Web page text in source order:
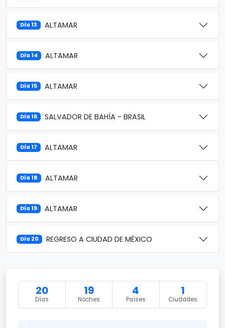
Día 13 ALTAMAR
Día 14 ALTAMAR
Día 15 ALTAMAR
Día 16 SALVADOR DE BAHÍA - BRASIL
Día 17 ALTAMAR
Día 18 ALTAMAR
Día 19 ALTAMAR
Día 20 REGRESO A CIUDAD DE MÉXICO
20
Días
19
Noches
4
Países
1
Ciudades